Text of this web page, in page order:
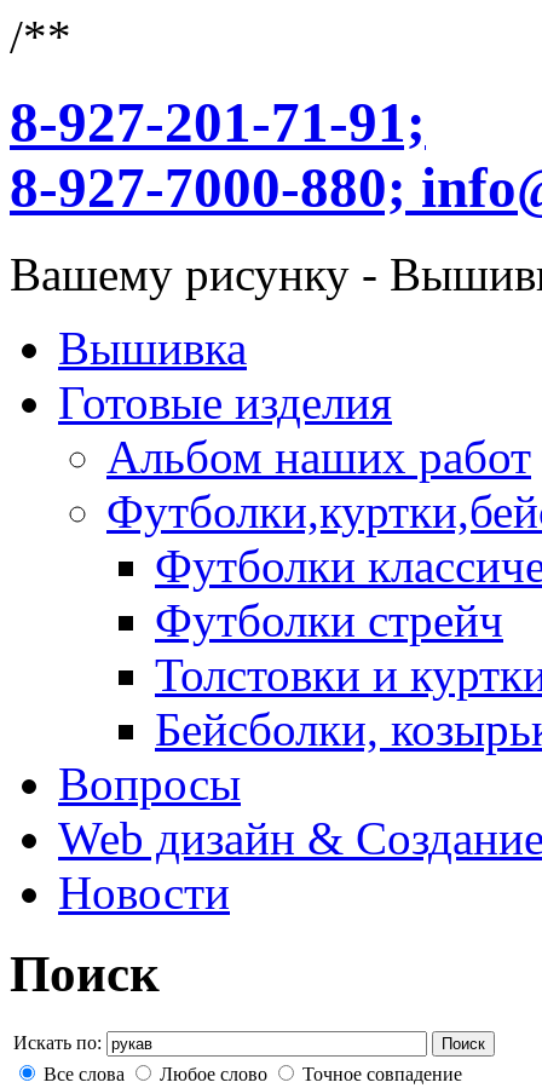
/**
8-927-201-71-91;
8-927-7000-880;
Вашему рисунку -
Вышивка
Готовые изделия
Альбом наших работ
Футболки
Футболки стрейч
Толстовки и
Бейсболки,
Вопросы
Web дизайн &
Новости
Поиск
Искать по: Поиск
Все слова Любое слово
Точное совпадение